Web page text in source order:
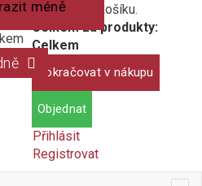
méně
1 produkt v košíku.
Celkem za produkty:
Celkem
Pokračovat v nákupu
Objednat
Přihlásit
Registrovat